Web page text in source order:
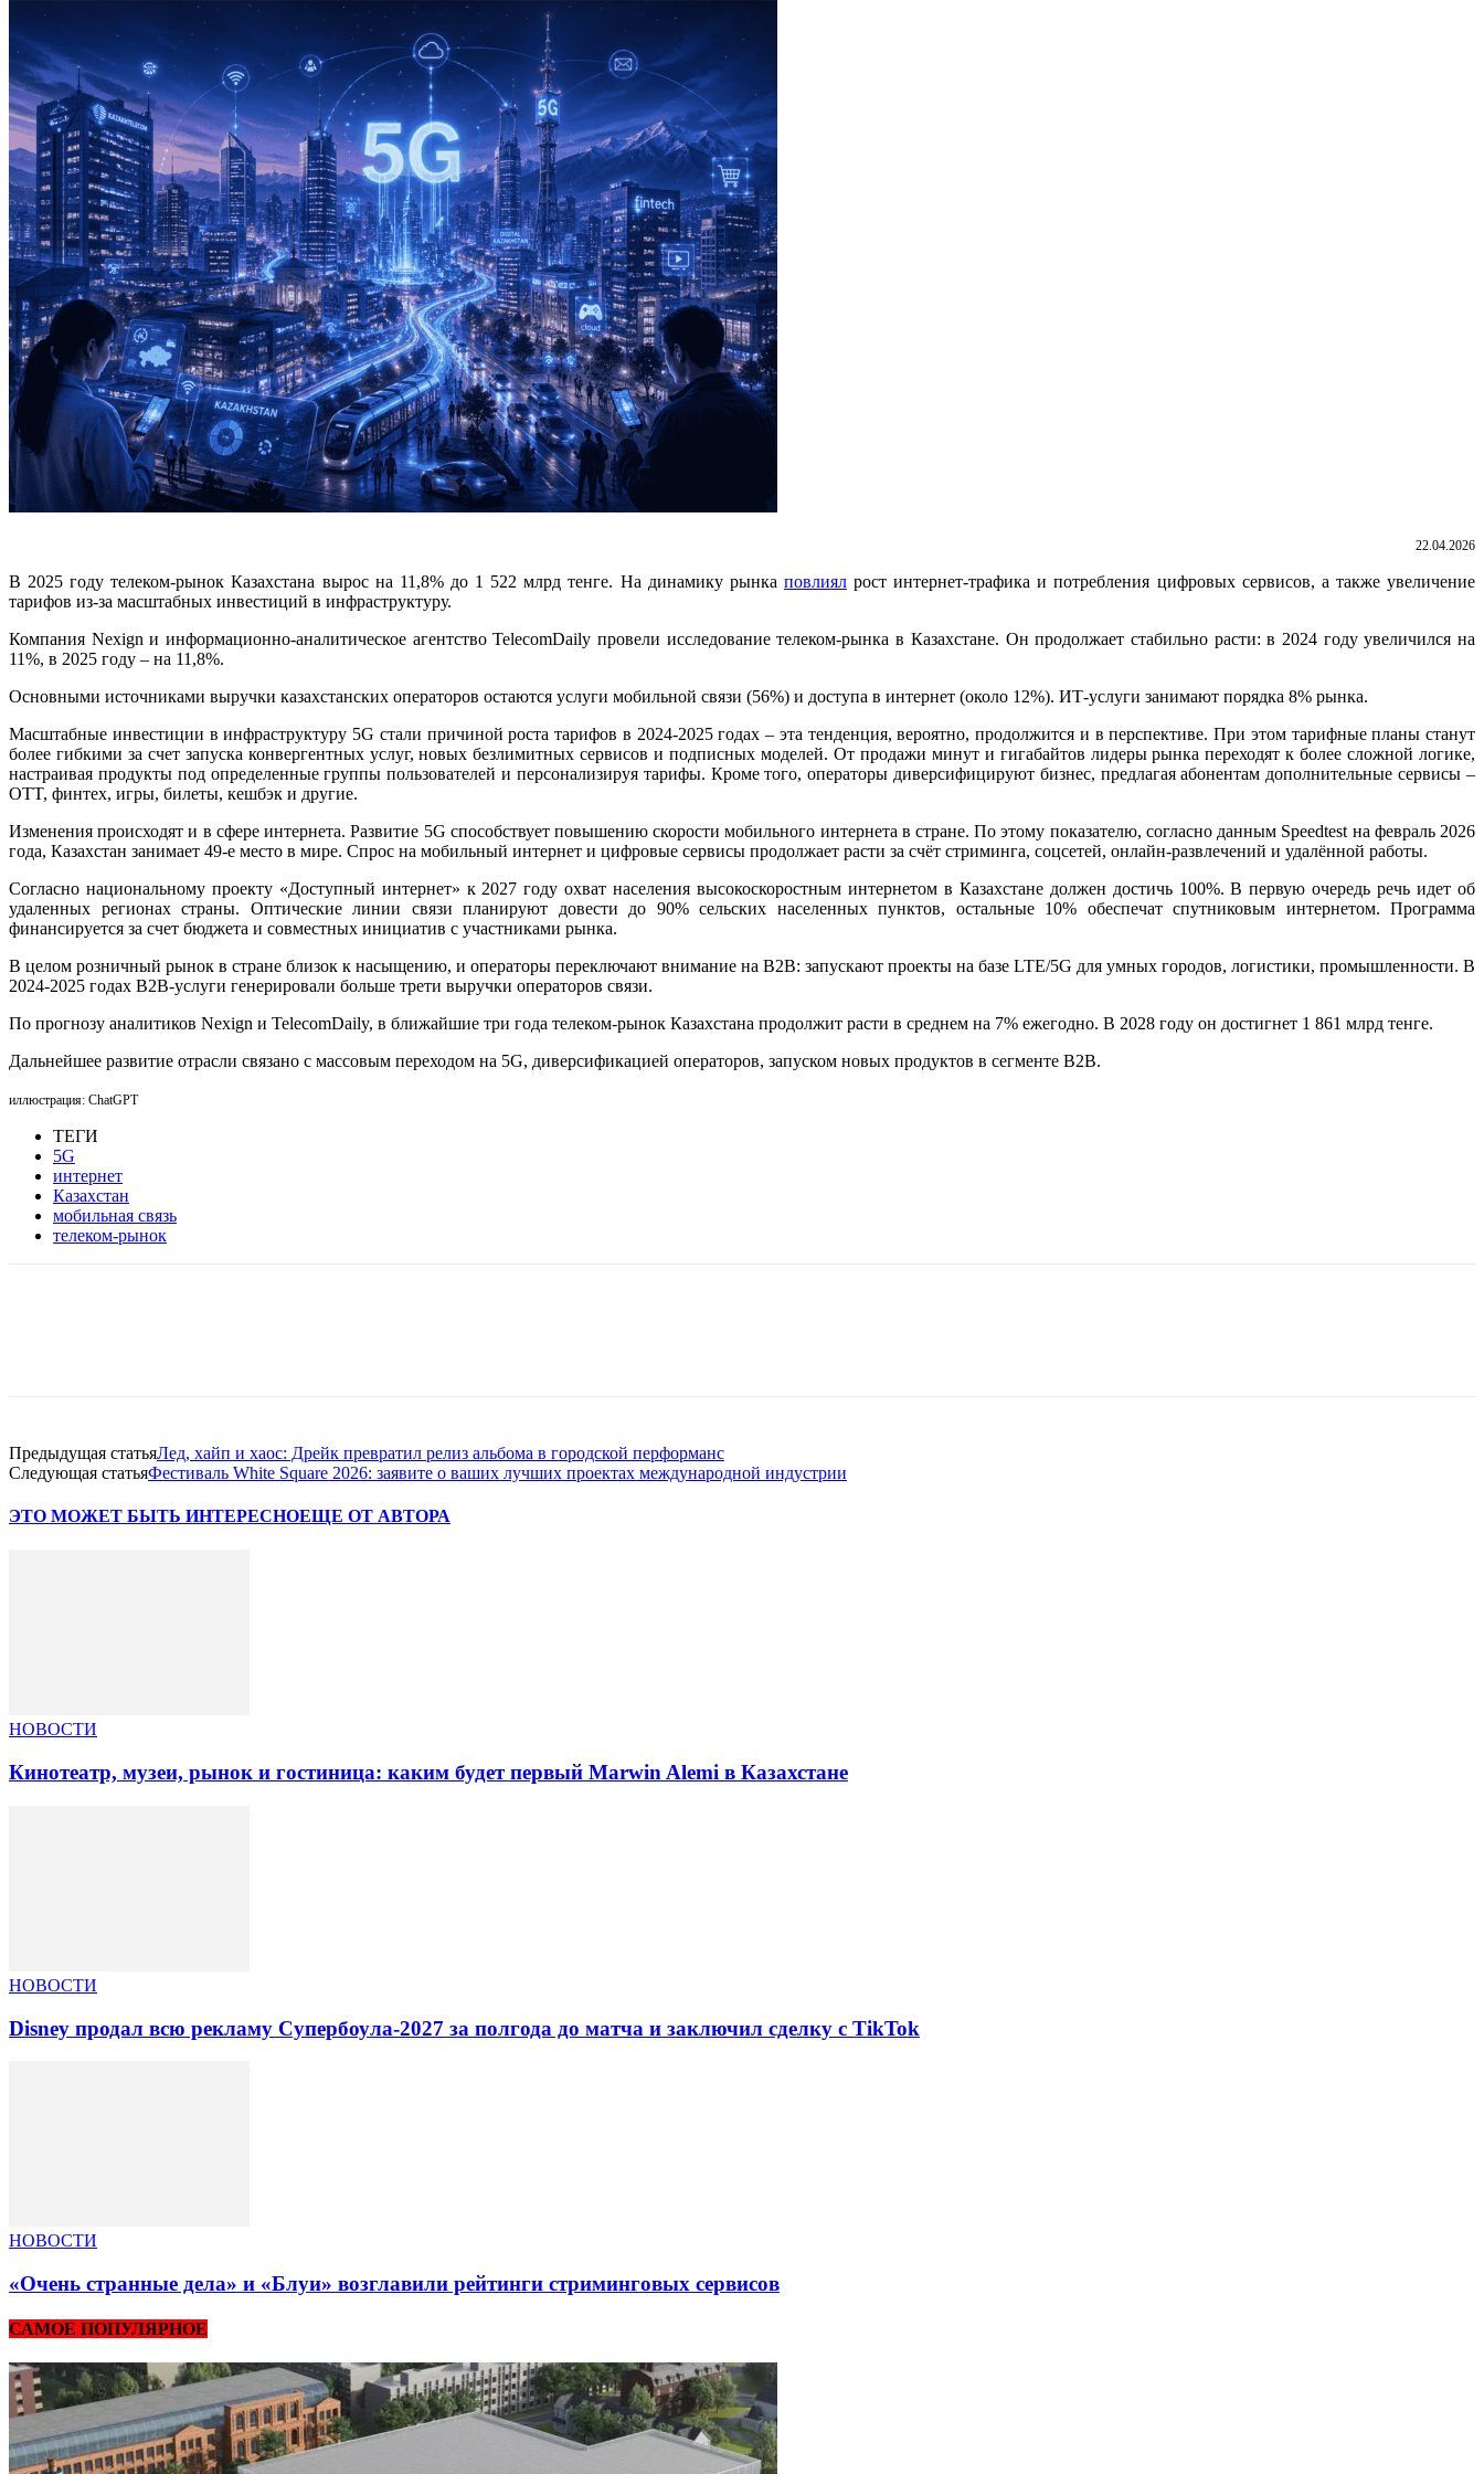
22.04.2026
В 2025 году телеком-рынок Казахстана вырос на 11,8% до 1 522 млрд тенге. На динамику рынка повлиялрост интернет-трафика и потребления цифровых сервисов, а также увеличение
тарифов из-за масштабных инвестиций в инфраструктуру.
Компания Nexign и информационно-аналитическое агентство TelecomDaily провели исследование телеком-рынка в Казахстане. Он продолжает стабильно расти: в 2024 году увеличился на
11%, в 2025 году – на 11,8%.
Основными источниками выручки казахстанских операторов остаются услуги мобильной связи (56%) и доступа в интернет (около 12%). ИТ-услуги занимают порядка 8% рынка.
Масштабные инвестиции в инфраструктуру 5G стали причиной роста тарифов в 2024-2025 годах – эта тенденция, вероятно, продолжится и в перспективе. При этом тарифные планы станут
более гибкими за счет запуска конвергентных услуг, новых безлимитных сервисов и подписных моделей. От продажи минут и гигабайтов лидеры рынка переходят к более сложной логике,
настраивая продукты под определенные группы пользователей и персонализируя тарифы. Кроме того, операторы диверсифицируют бизнес, предлагая абонентам дополнительные сервисы –
OTT, финтех, игры, билеты, кешбэк и другие.
Изменения происходят и в сфере интернета. Развитие 5G способствует повышению скорости мобильного интернета в стране. По этому показателю, согласно данным Speedtest на февраль 2026
года, Казахстан занимает 49-е место в мире. Спрос на мобильный интернет и цифровые сервисы продолжает расти за счёт стриминга, соцсетей, онлайн-развлечений и удалённой работы.
Согласно национальному проекту «Доступный интернет» к 2027 году охват населения высокоскоростным интернетом в Казахстане должен достичь 100%. В первую очередь речь идет об
удаленных регионах страны. Оптические линии связи планируют довести до 90% сельских населенных пунктов, остальные 10% обеспечат спутниковым интернетом. Программа
финансируется за счет бюджета и совместных инициатив с участниками рынка.
В целом розничный рынок в стране близок к насыщению, и операторы переключают внимание на B2B: запускают проекты на базе LTE/5G для умных городов, логистики, промышленности. В
2024-2025 годах B2B-услуги генерировали больше трети выручки операторов связи.
По прогнозу аналитиков Nexign и TelecomDaily, в ближайшие три года телеком-рынок Казахстана продолжит расти в среднем на 7% ежегодно. В 2028 году он достигнет 1 861 млрд тенге.
Дальнейшее развитие отрасли связано с массовым переходом на 5G, диверсификацией операторов, запуском новых продуктов в сегменте B2B.
иллюстрация: ChatGPT
ТЕГИ
5G
интернет
Казахстан
мобильная связь
телеком-рынок
Предыдущая статьяЛед, хайп и хаос: Дрейк превратил релиз альбома в городской перформанс
Следующая статьяФестиваль White Square 2026: заявите о ваших лучших проектах международной индустрии
ЭТО МОЖЕТ БЫТЬ ИНТЕРЕСНОЕЩЕ ОТ АВТОРА
НОВОСТИ
Кинотеатр, музеи, рынок и гостиница: каким будет первый Marwin Alemi в Казахстане
НОВОСТИ
Disney продал всю рекламу Супербоула-2027 за полгода до матча и заключил сделку с TikTok
НОВОСТИ
«Очень странные дела» и «Блуи» возглавили рейтинги стриминговых сервисов
САМОЕ ПОПУЛЯРНОЕ